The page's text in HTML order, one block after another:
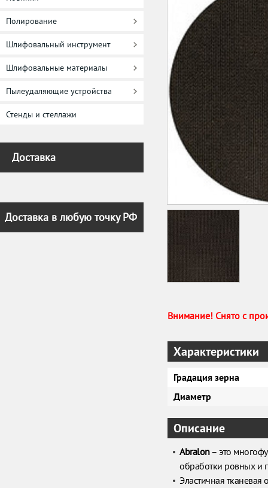
Полирование
Шлифовальный инструмент
Шлифовальные материалы
Пылеудаляющие устройства
Стенды и стеллажи
Доставка
Доставка в любую точку РФ
Внимание! Снято с
Характеристики
Градация зерна
Диаметр
Описание
Abralon– это
обработки ровных и
Эластичная тканевая